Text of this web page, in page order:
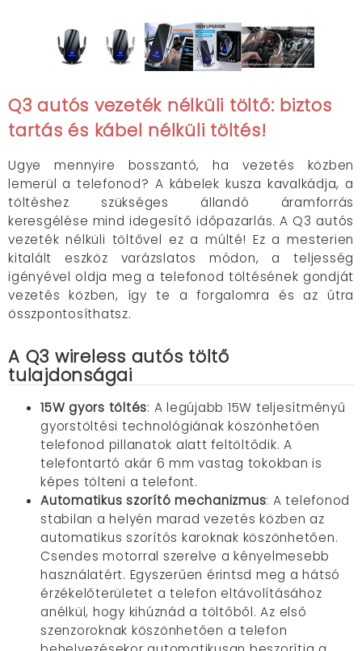
Q3 autós vezeték nélküli töltő: biztos
tartás és kábel nélküli töltés!
Ugye mennyire bosszantó, ha vezetés közben
lemerül a telefonod? A kábelek kusza kavalkádja, a
töltéshez szükséges állandó áramforrás
keresgélése mind idegesítő időpazarlás. A Q3 autós
vezeték nélküli töltővel ez a múlté! Ez a mesterien
kitalált eszköz varázslatos módon, a teljesség
igényével oldja meg a telefonod töltésének gondját
vezetés közben, így te a forgalomra és az útra
összpontosíthatsz.
A Q3 wireless autós töltő
tulajdonságai
15W gyors töltés: A legújabb 15W teljesítményű
gyorstöltési technológiának köszönhetően
telefonod pillanatok alatt feltöltődik. A
telefontartó akár 6 mm vastag tokokban is
képes tölteni a telefont.
Automatikus szorító mechanizmus: A telefonod
stabilan a helyén marad vezetés közben az
automatikus szorítós karoknak köszönhetően.
Csendes motorral szerelve a kényelmesebb
használatért. Egyszerűen érintsd meg a hátsó
érzékelőterületet a telefon eltávolításához
anélkül, hogy kihúznád a töltőből. Az első
szenzoroknak köszönhetően a telefon